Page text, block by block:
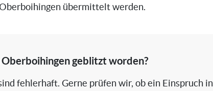
übermittelt werden.
geblitzt worden?
fehlerhaft. Gerne prüfen wir, ob ein Einspruch in